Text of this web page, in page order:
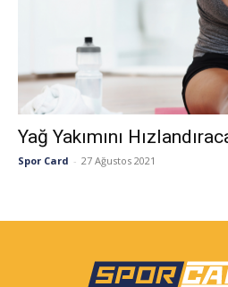
Yağ Yakımını
Spor Card - 27 Ağustos 2021